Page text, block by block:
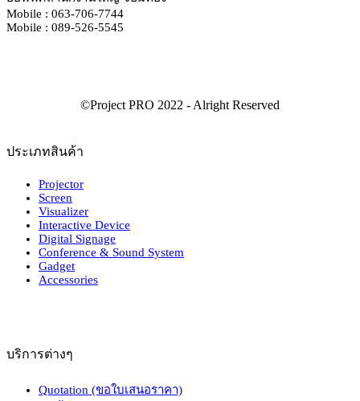
Mobile : 063-706-7744
Mobile : 089-526-5545
ประเภทสินค้า
Projector
Screen
Visualizer
Interactive Device
Digital Signage
Conference & Sound System
Gadget
Accessories
บริการต่างๆ
Quotation (ขอใบเสนอราคา)